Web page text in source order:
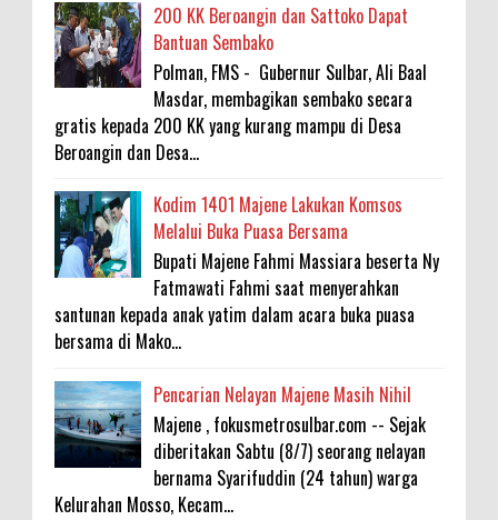
200 KK Beroangin dan Sattoko Dapat
Bantuan Sembako
Polman, FMS - Gubernur Sulbar, Ali Baal
Masdar, membagikan sembako secara
gratis kepada 200 KK yang kurang mampu di Desa
Beroangin dan Desa...
Kodim 1401 Majene Lakukan Komsos
Melalui Buka Puasa Bersama
Bupati Majene Fahmi Massiara beserta Ny
Fatmawati Fahmi saat menyerahkan
santunan kepada anak yatim dalam acara buka puasa
bersama di Mako...
Pencarian Nelayan Majene Masih Nihil
Majene , fokusmetrosulbar.com -- Sejak
diberitakan Sabtu (8/7) seorang nelayan
bernama Syarifuddin (24 tahun) warga
Kelurahan Mosso, Kecam...